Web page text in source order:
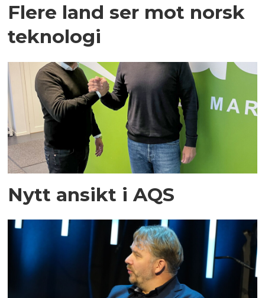
Flere land ser mot norsk
teknologi
Nytt ansikt i AQS